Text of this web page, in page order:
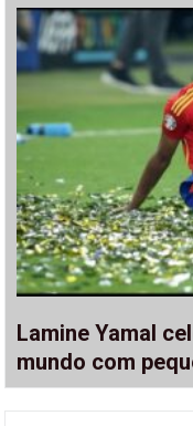
Lamine Yamal
mundo com